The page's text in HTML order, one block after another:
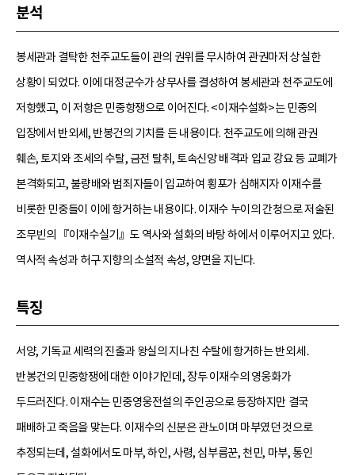
분석
봉세관과 결탁한 천주교도들이 관의 권위를 무시하여 관권마저 상실한
상황이 되었다. 이에 대정군수가 상무사를 결성하여 봉세관과 천주교도에
저항했고, 이 저항은 민중항쟁으로 이어진다. <이재수설화>는 민중의
입장에서 반외세, 반봉건의 기치를 든 내용이다. 천주교도에 의해 관권
훼손, 토지와 조세의 수탈, 금전 탈취, 토속신앙 배격과 입교 강요 등 교폐가
본격화되고, 불량배와 범죄자들이 입교하여 횡포가 심해지자 이재수를
비롯한 민중들이 이에 항거하는 내용이다. 이재수 누이의 간청으로 저술된
조무빈의 『이재수실기』도 역사와 설화의 바탕 하에서 이루어지고 있다.
역사적 속성과 허구 지향의 소설적 속성, 양면을 지닌다.
특징
서양, 기독교 세력의 진출과 왕실의 지나친 수탈에 항거하는 반외세․
반봉건의 민중항쟁에 대한 이야기인데, 장두 이재수의 영웅화가
두드러진다. 이재수는 민중영웅전설의 주인공으로 등장하지만 결국
패배하고 죽음을 맞는다. 이재수의 신분은 관노이며 마부였던 것으로
추정되는데, 설화에서도 마부, 하인, 사령, 심부름꾼, 천민, 마부, 통인